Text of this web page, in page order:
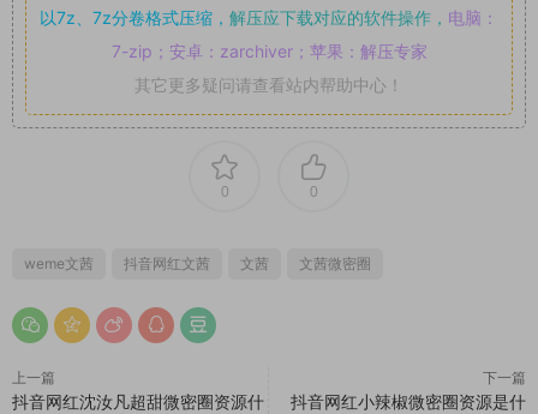
以7z、7z分卷格式压缩， 解压应下载对应的软件操作， 电脑：
7-zip；安卓：zarchiver；苹果：解压专家
其它更多疑问请查看站内帮助中心！
0 0
weme文茜 抖音网红文茜 文茜 文茜微密圈
上一篇
抖音网红沈汝凡超甜微密圈资源什
下一篇
抖音网红小辣椒微密圈资源是什